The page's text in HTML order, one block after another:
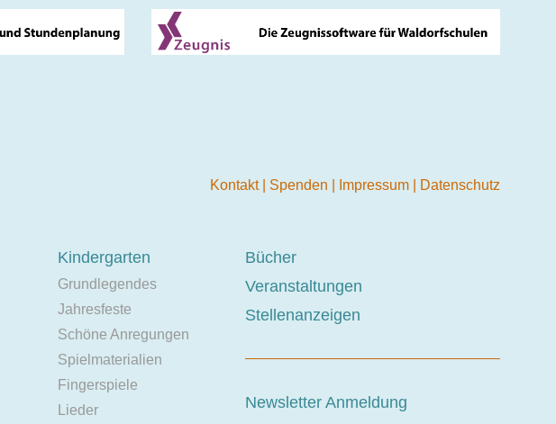
Kontakt Spenden Impressum Datenschutz
Kindergarten
Grundlegendes
Jahresfeste
Schöne Anregungen
Spielmaterialien
Fingerspiele
Lieder
Bücher
Veranstaltungen
Stellenanzeigen
Newsletter Anmeldung